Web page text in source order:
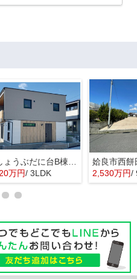
万円/ 3LDK
姶良市西
2,530万円/